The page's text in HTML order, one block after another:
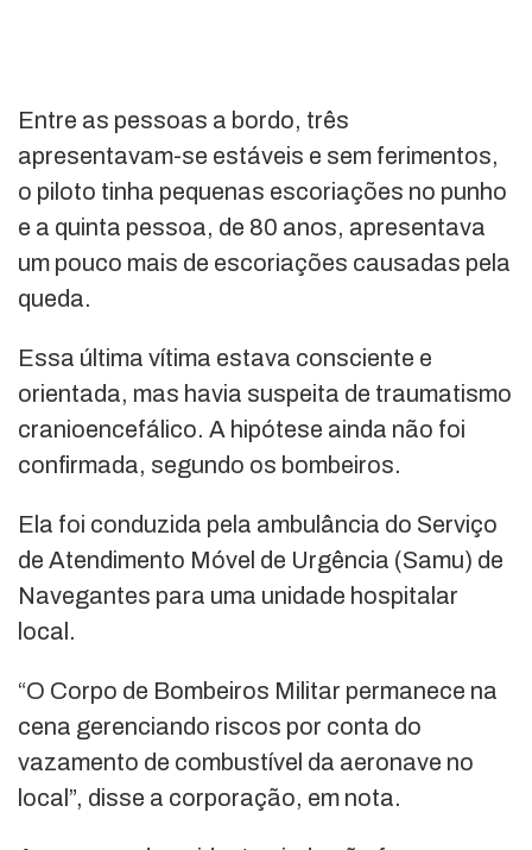
Entre as pessoas a bordo, três
apresentavam-se estáveis e sem ferimentos,
o piloto tinha pequenas escoriações no punho
e a quinta pessoa, de 80 anos, apresentava
um pouco mais de escoriações causadas pela
queda.
Essa última vítima estava consciente e
orientada, mas havia suspeita de traumatismo
cranioencefálico. A hipótese ainda não foi
confirmada, segundo os bombeiros.
Ela foi conduzida pela ambulância do Serviço
de Atendimento Móvel de Urgência (Samu) de
Navegantes para uma unidade hospitalar
local.
“O Corpo de Bombeiros Militar permanece na
cena gerenciando riscos por conta do
vazamento de combustível da aeronave no
local”, disse a corporação, em nota.